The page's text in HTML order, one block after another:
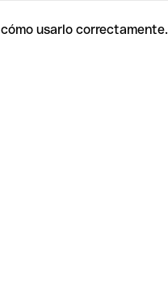
usarlo correctamente.